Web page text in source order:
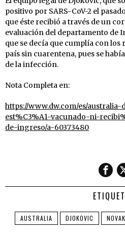
positivo por SARS-CoV-2 el
que éste recibió a través de un
evaluación del departamento de
que se decía que cumplía con
país sin cuarentena, pues se
de la infección.
Nota Completa en:
https://www.dw.com/es/
est%C3%A1-vacunado-ni-
de-ingreso/a-60373480
AUSTRALIA DJOKOVIC